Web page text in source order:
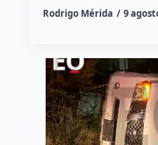
Rodrigo Mérida 9